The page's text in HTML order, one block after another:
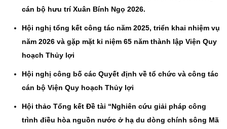
cán bộ hưu trí Xuân Bính Ngọ 2026.
Hội nghị tổng kết công tác năm 2025, triển khai nhiệm vụ
năm 2026 và gặp mặt kỉ niệm 65 năm thành lập Viện Quy
hoạch Thủy lợi
Hội nghị công bố các Quyết định về tổ chức và công tác
cán bộ Viện Quy hoạch Thủy lợi
Hội thảo Tổng kết Đề tài “Nghiên cứu giải pháp công
trình điều hòa nguồn nước ở hạ du dòng chính sông Mã